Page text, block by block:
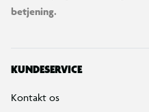
betjening.
KUNDESERVICE
Kontakt os